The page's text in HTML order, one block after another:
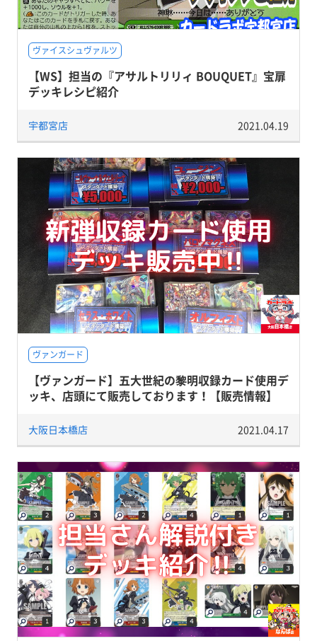
ヴァイスシュヴァルツ
【WS】担当の『アサルトリリィ BOUQUET』宝扉
デッキレシピ紹介
宇都宮店 2021.04.19
ヴァンガード
【ヴァンガード】五大世紀の黎明収録カード使用デ
ッキ、店頭にて販売しております！【販売情報】
大阪日本橋店 2021.04.17